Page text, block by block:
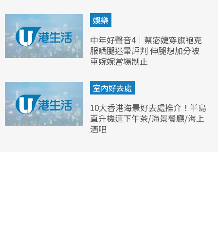
娛樂
中年好聲音4｜蔡宓婕穿旗袍克
服晒腿迷暈評判 伸腿想加分被
車婉婉當場制止
室內好去處
10大香港海景好去處推介！半島
直升機連下午茶/海景餐廳/海上
酒吧